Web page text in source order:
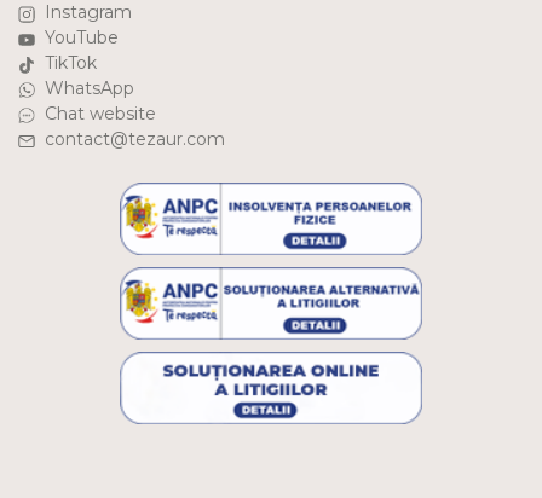
Instagram
YouTube
TikTok
WhatsApp
Chat website
contact@tezaur.com